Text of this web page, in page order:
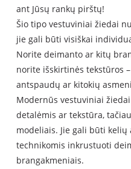
ant Jūsų rankų pirštų!
Šio tipo vestuviniai žiedai
jie gali būti visiškai
Norite deimanto ar kitų
norite išskirtinės tekstūros
antspaudų ar kitokių
Modernūs vestuviniai
detalėmis ar tekstūra,
modeliais. Jie gali būti
technikomis inkrustuoti
brangakmeniais.